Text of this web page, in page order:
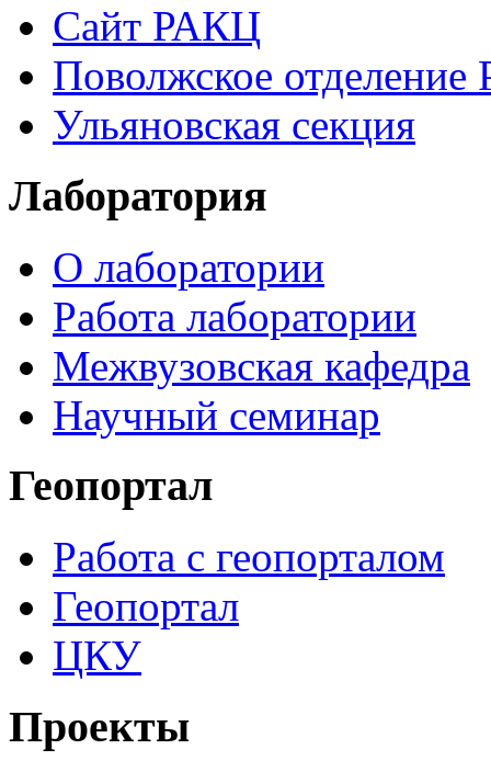
Сайт РАКЦ
Поволжское
Ульяновская секция
Лаборатория
О лаборатории
Работа лаборатории
Межвузовская кафедра
Научный семинар
Геопортал
Работа с геопорталом
Геопортал
ЦКУ
Проекты